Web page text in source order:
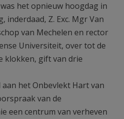
het opnieuw hoogdag in
inderdaad, Z. Exc. Mgr Van
van Mechelen en rector
Universiteit, over tot de
klokken, gift van drie
het Onbevlekt Hart van
van de
een centrum van verheven